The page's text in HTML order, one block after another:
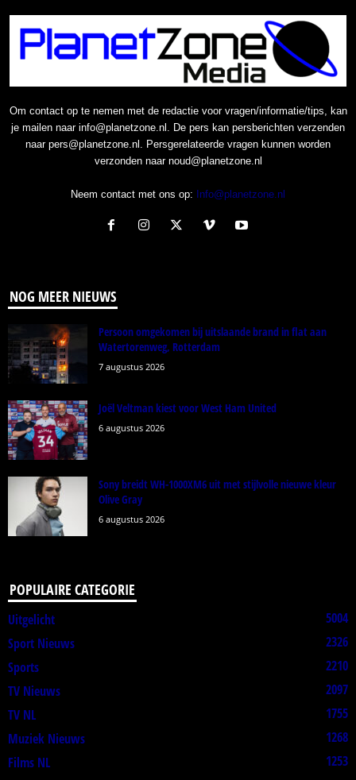
Om contact op te nemen met de redactie voor vragen/informatie/tips, kan
je mailen naar info@planetzone.nl. De pers kan persberichten verzenden
naar pers@planetzone.nl. Persgerelateerde vragen kunnen worden
verzonden naar noud@planetzone.nl
Neem contact met ons op: Info@planetzone.nl
NOG MEER NIEUWS
Persoon omgekomen bij uitslaande brand in flat aan
Watertorenweg, Rotterdam
7 augustus 2026
Joël Veltman kiest voor West Ham United
6 augustus 2026
Sony breidt WH-1000XM6 uit met stijlvolle nieuwe kleur
Olive Gray
6 augustus 2026
POPULAIRE CATEGORIE
Uitgelicht
5004
Sport Nieuws
2326
Sports
2210
TV Nieuws
2097
TV NL
1755
Muziek Nieuws
1268
Films NL
1253